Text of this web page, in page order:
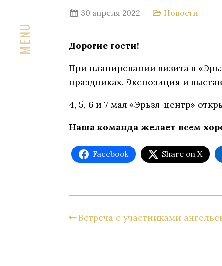
30 апреля 2022 Новости
Дорогие гости!
При планировании визита в
праздниках. Экспозиция и
4, 5, 6 и 7 мая «Эрьзя-центр»
Наша команда желает всем
Facebook Share on X
Встреча с участниками